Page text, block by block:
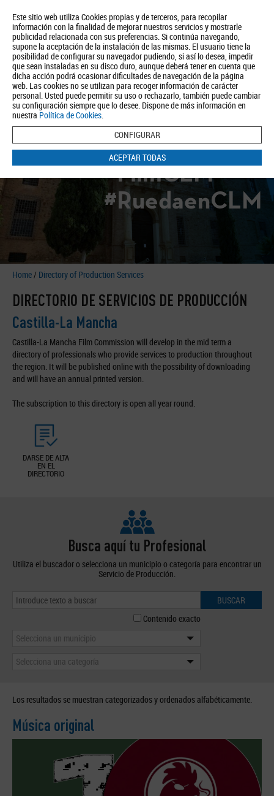
Este sitio web utiliza Cookies propias y de terceros, para recopilar
información con la finalidad de mejorar nuestros servicios y mostrarle
publicidad relacionada con sus preferencias. Si continúa navegando,
supone la aceptación de la instalación de las mismas. El usuario tiene la
posibilidad de configurar su navegador pudiendo, si así lo desea, impedir
que sean instaladas en su disco duro, aunque deberá tener en cuenta que
dicha acción podrá ocasionar dificultades de navegación de la página
web. Las cookies no se utilizan para recoger información de carácter
personal. Usted puede permitir su uso o rechazarlo, también puede cambiar
su configuración siempre que lo desee. Dispone de más información en
nuestra Política de Cookies.
CONFIGURAR
ACEPTAR TODAS
About us Tourism Política de Privacidad Aviso Legal Política de Cookies
BUSCAR
#FilmCLM
#RuedaenCLM
Home/ Directory of Production Services
DIRECTORIO DE SERVICIOS DE PRODUCCIÓN
Castilla-La Mancha
Castilla-La Mancha Film Commission will develop in the mid term a
directory of professionals who provide services to production throughout
the region. It will be published online with the possibility of downloading
and will have an annual printed version.
The subscription to this directory is open all year round.
DARSE DE ALTA
EN EL
DIRECTORIO
Busca aquí tu Profesional
Utiliza el buscador o selecciona un municipio o categoría para encontrar un
Servicio de Producción.
BUSCAR
Contenido exacto
Selecciona un municipio
Selecciona una categoría
Los resultados se muestran categorizados y ordenados alfabéticamente.
Música original